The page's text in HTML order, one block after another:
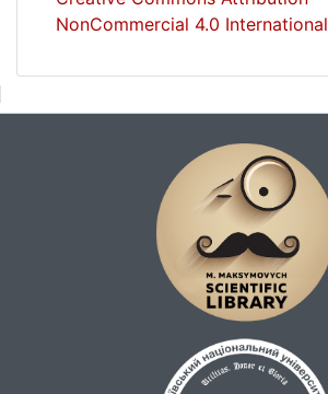
NonCommercial 4.0 International